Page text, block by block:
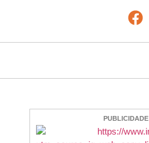
PUBLICIDADE